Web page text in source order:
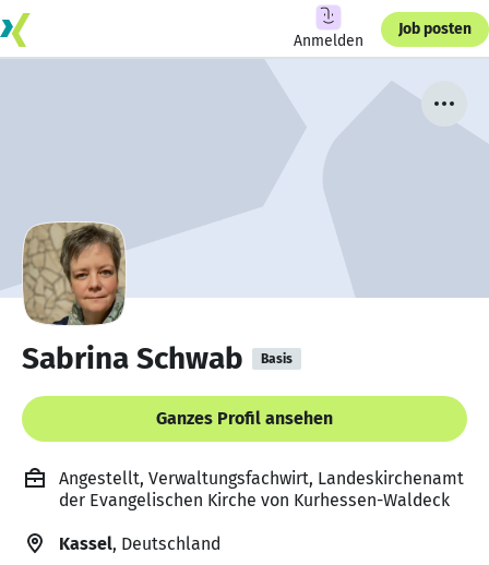
Anmelden
Job posten
Sabrina Schwab Basis
Ganzes Profil ansehen
Angestellt, Verwaltungsfachwirt, Landeskirchenamt
der Evangelischen Kirche von Kurhessen-Waldeck
Kassel, Deutschland